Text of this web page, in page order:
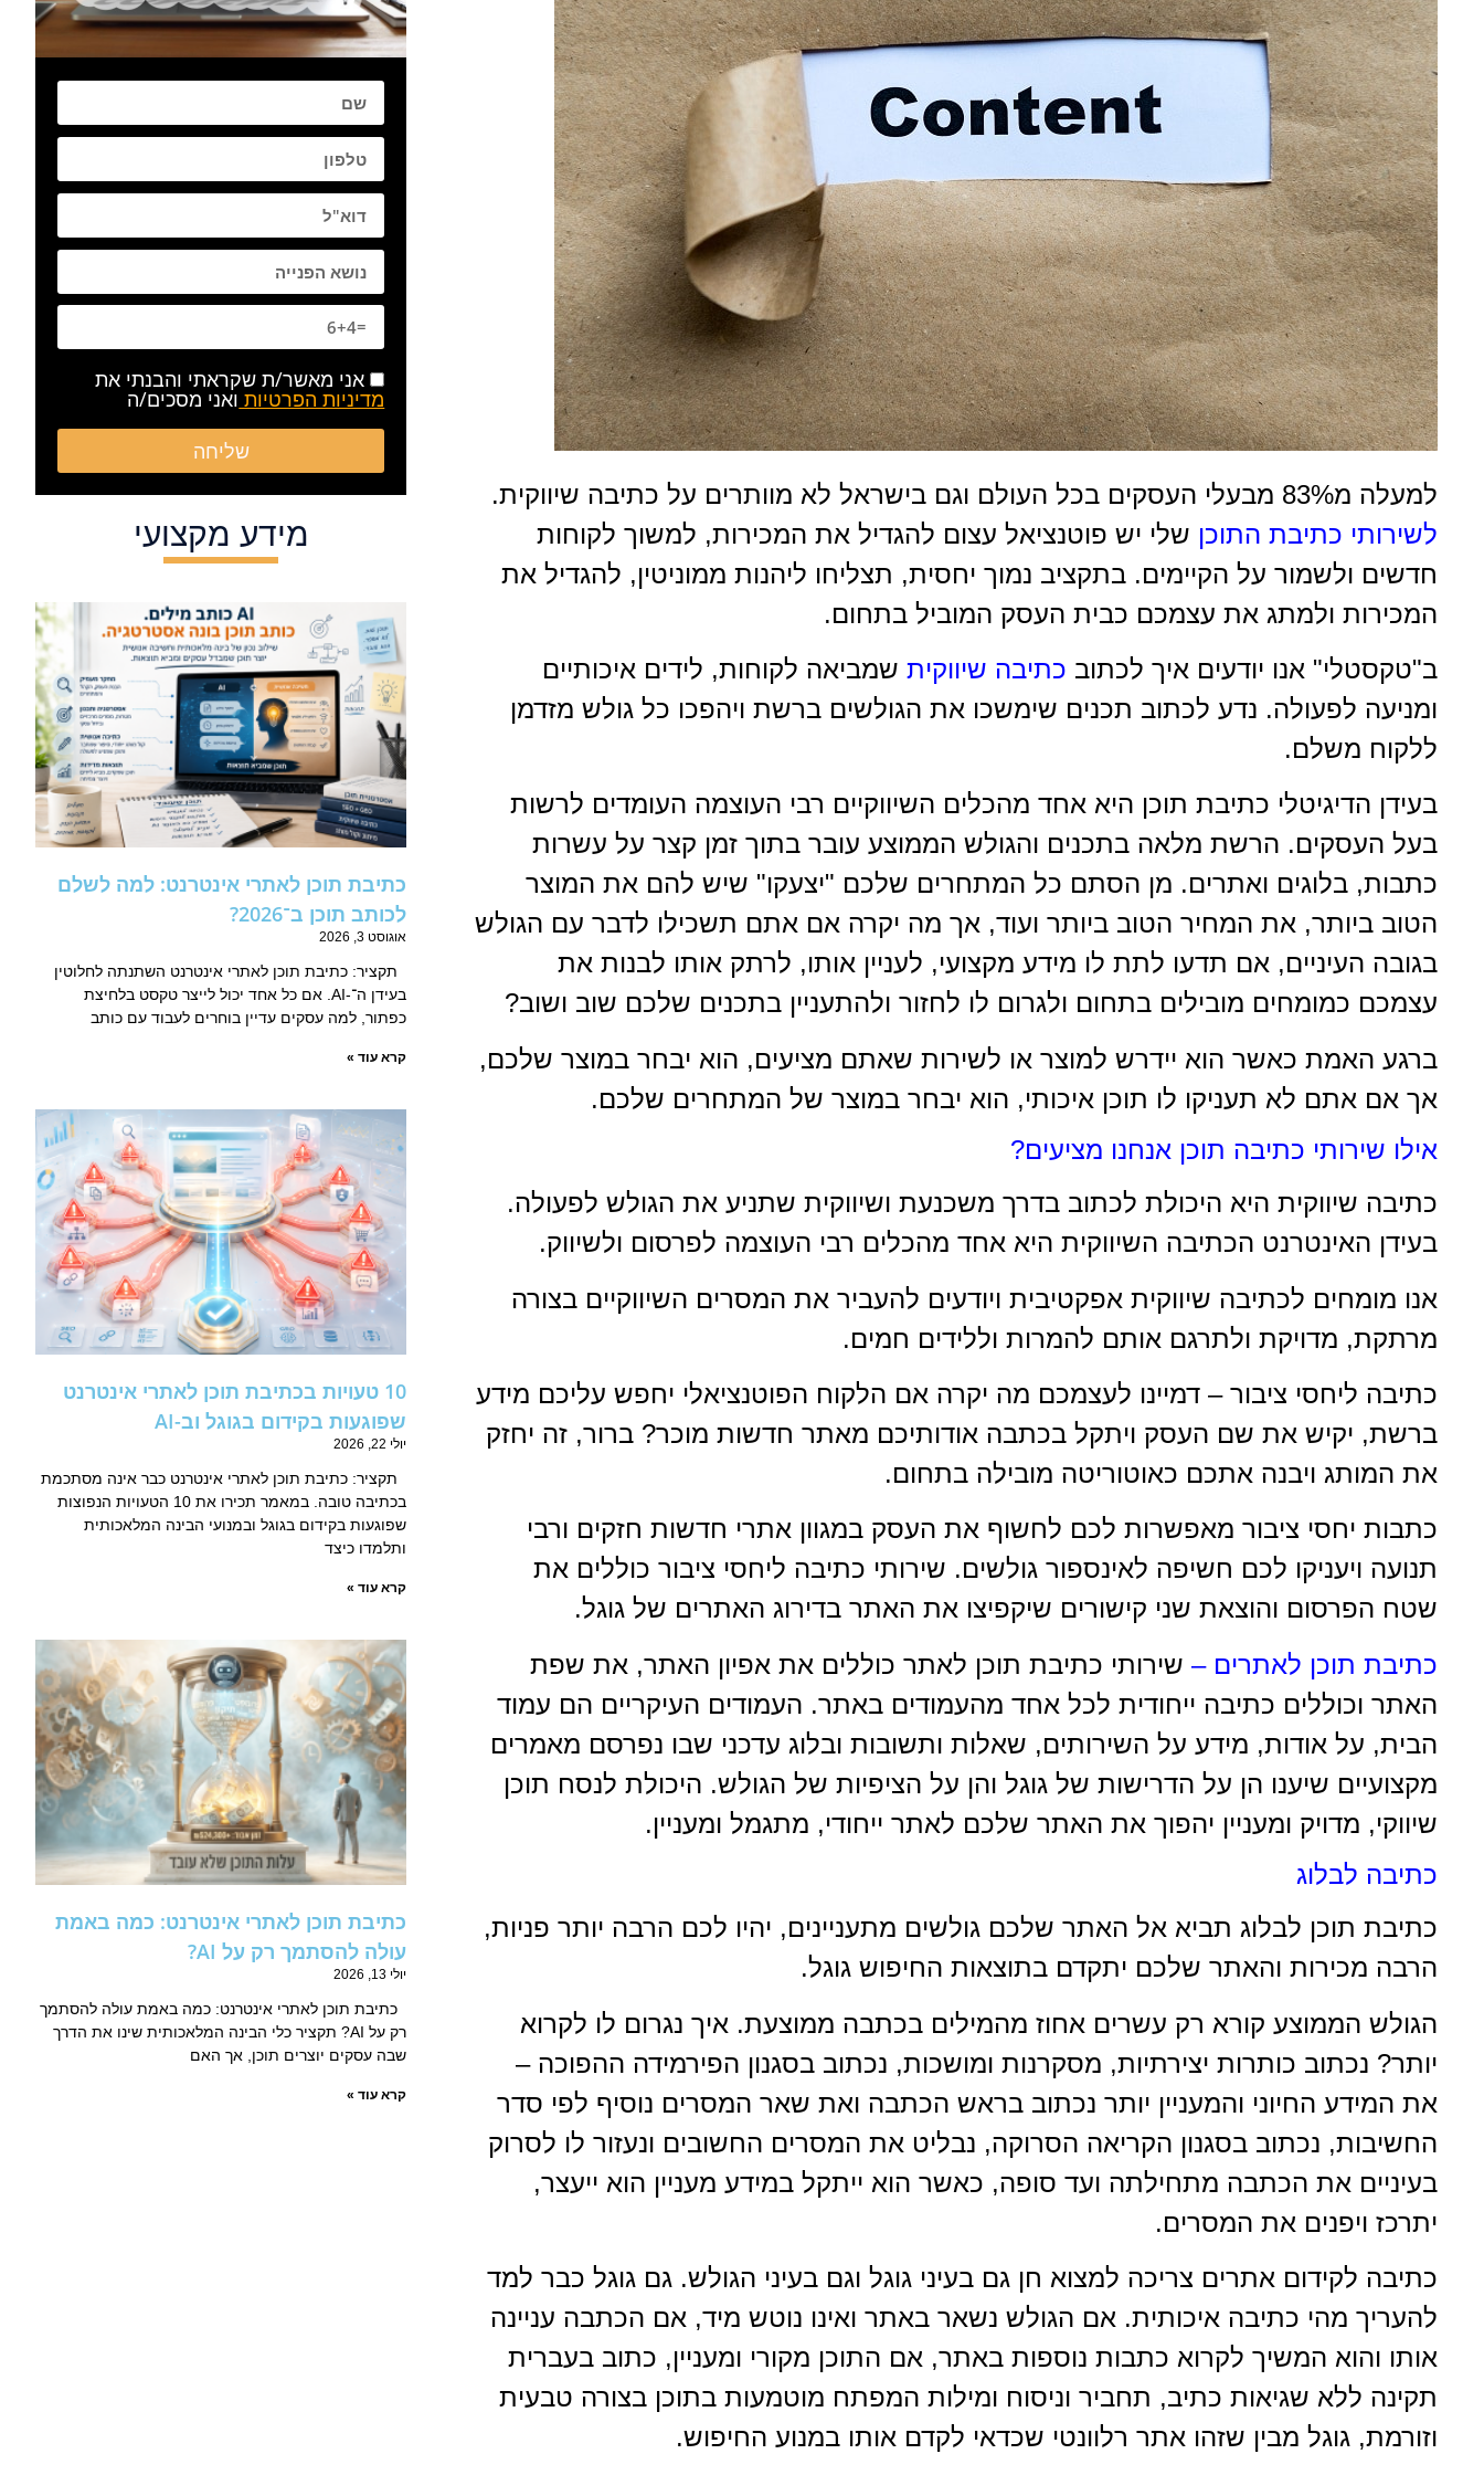
למעלה מ83% מבעלי העסקים בכל העולם וגם בישראל לא מוותרים על כתיבה שיווקית.
לשירותי כתיבת התוכן שלי יש פוטנציאל עצום להגדיל את המכירות, למשוך לקוחות
חדשים ולשמור על הקיימים. בתקציב נמוך יחסית, תצליחו ליהנות ממוניטין, להגדיל את
המכירות ולמתג את עצמכם כבית העסק המוביל בתחום.
ב"טקסטלי" אנו יודעים איך לכתוב כתיבה שיווקית שמביאה לקוחות, לידים איכותיים
ומניעה לפעולה. נדע לכתוב תכנים שימשכו את הגולשים ברשת ויהפכו כל גולש מזדמן
ללקוח משלם.
בעידן הדיגיטלי כתיבת תוכן היא אחד מהכלים השיווקיים רבי העוצמה העומדים לרשות
בעל העסקים. הרשת מלאה בתכנים והגולש הממוצע עובר בתוך זמן קצר על עשרות
כתבות, בלוגים ואתרים. מן הסתם כל המתחרים שלכם "יצעקו" שיש להם את המוצר
הטוב ביותר, את המחיר הטוב ביותר ועוד, אך מה יקרה אם אתם תשכילו לדבר עם הגולש
בגובה העיניים, אם תדעו לתת לו מידע מקצועי, לעניין אותו, לרתק אותו לבנות את
עצמכם כמומחים מובילים בתחום ולגרום לו לחזור ולהתעניין בתכנים שלכם שוב ושוב?
ברגע האמת כאשר הוא יידרש למוצר או לשירות שאתם מציעים, הוא יבחר במוצר שלכם,
אך אם אתם לא תעניקו לו תוכן איכותי, הוא יבחר במוצר של המתחרים שלכם.
אילו שירותי כתיבה תוכן אנחנו מציעים?
כתיבה שיווקית היא היכולת לכתוב בדרך משכנעת ושיווקית שתניע את הגולש לפעולה.
בעידן האינטרנט הכתיבה השיווקית היא אחד מהכלים רבי העוצמה לפרסום ולשיווק.
אנו מומחים לכתיבה שיווקית אפקטיבית ויודעים להעביר את המסרים השיווקיים בצורה
מרתקת, מדויקת ולתרגם אותם להמרות וללידים חמים.
כתיבה ליחסי ציבור – דמיינו לעצמכם מה יקרה אם הלקוח הפוטנציאלי יחפש עליכם מידע
ברשת, יקיש את שם העסק ויתקל בכתבה אודותיכם מאתר חדשות מוכר? ברור, זה יחזק
את המותג ויבנה אתכם כאוטוריטה מובילה בתחום.
כתבות יחסי ציבור מאפשרות לכם לחשוף את העסק במגוון אתרי חדשות חזקים ורבי
תנועה ויעניקו לכם חשיפה לאינספור גולשים. שירותי כתיבה ליחסי ציבור כוללים את
שטח הפרסום והוצאת שני קישורים שיקפיצו את האתר בדירוג האתרים של גוגל.
כתיבת תוכן לאתרים – שירותי כתיבת תוכן לאתר כוללים את אפיון האתר, את שפת
האתר וכוללים כתיבה ייחודית לכל אחד מהעמודים באתר. העמודים העיקריים הם עמוד
הבית, על אודות, מידע על השירותים, שאלות ותשובות ובלוג עדכני שבו נפרסם מאמרים
מקצועיים שיענו הן על הדרישות של גוגל והן על הציפיות של הגולש. היכולת לנסח תוכן
שיווקי, מדויק ומעניין יהפוך את האתר שלכם לאתר ייחודי, מתגמל ומעניין.
כתיבה לבלוג
כתיבת תוכן לבלוג תביא אל האתר שלכם גולשים מתעניינים, יהיו לכם הרבה יותר פניות,
הרבה מכירות והאתר שלכם יתקדם בתוצאות החיפוש גוגל.
הגולש הממוצע קורא רק עשרים אחוז מהמילים בכתבה ממוצעת. איך נגרום לו לקרוא
יותר? נכתוב כותרות יצירתיות, מסקרנות ומושכות, נכתוב בסגנון הפירמידה ההפוכה –
את המידע החיוני והמעניין יותר נכתוב בראש הכתבה ואת שאר המסרים נוסיף לפי סדר
החשיבות, נכתוב בסגנון הקריאה הסרוקה, נבליט את המסרים החשובים ונעזור לו לסרוק
בעיניים את הכתבה מתחילתה ועד סופה, כאשר הוא ייתקל במידע מעניין הוא ייעצר,
יתרכז ויפנים את המסרים.
כתיבה לקידום אתרים צריכה למצוא חן גם בעיני גוגל וגם בעיני הגולש. גם גוגל כבר למד
להעריך מהי כתיבה איכותית. אם הגולש נשאר באתר ואינו נוטש מיד, אם הכתבה עניינה
אותו והוא המשיך לקרוא כתבות נוספות באתר, אם התוכן מקורי ומעניין, כתוב בעברית
תקינה ללא שגיאות כתיב, תחביר וניסוח ומילות המפתח מוטמעות בתוכן בצורה טבעית
וזורמת, גוגל מבין שזהו אתר רלוונטי שכדאי לקדם אותו במנוע החיפוש.
אני מאשר/ת שקראתי והבנתי את
מדיניות הפרטיות ואני מסכים/ה
שליחה
מידע מקצועי
כתיבת תוכן לאתרי אינטרנט: למה לשלם
לכותב תוכן ב־2026?
אוגוסט 3, 2026
תקציר: כתיבת תוכן לאתרי אינטרנט השתנתה לחלוטין
בעידן ה־-AI. אם כל אחד יכול לייצר טקסט בלחיצת
כפתור, למה עסקים עדיין בוחרים לעבוד עם כותב
קרא עוד »
10 טעויות בכתיבת תוכן לאתרי אינטרנט
שפוגעות בקידום בגוגל וב-AI
יולי 22, 2026
תקציר: כתיבת תוכן לאתרי אינטרנט כבר אינה מסתכמת
בכתיבה טובה. במאמר תכירו את 10 הטעויות הנפוצות
שפוגעות בקידום בגוגל ובמנועי הבינה המלאכותית
ותלמדו כיצד
קרא עוד »
כתיבת תוכן לאתרי אינטרנט: כמה באמת
עולה להסתמך רק על AI?
יולי 13, 2026
כתיבת תוכן לאתרי אינטרנט: כמה באמת עולה להסתמך
רק על AI? תקציר כלי הבינה המלאכותית שינו את הדרך
שבה עסקים יוצרים תוכן, אך האם
קרא עוד »